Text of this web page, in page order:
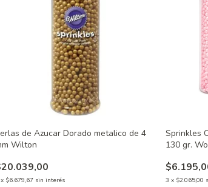
de Azucar Dorado metalico de 4
Wilton
x $6.679,67 sin interés
Sprinkles
130 gr.
3 x $2.065,00